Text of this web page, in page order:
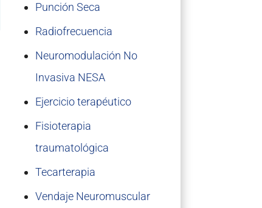
Punción Seca
Radiofrecuencia
Neuromodulación No
Invasiva NESA
Ejercicio terapéutico
Fisioterapia
traumatológica
Tecarterapia
Vendaje Neuromuscular